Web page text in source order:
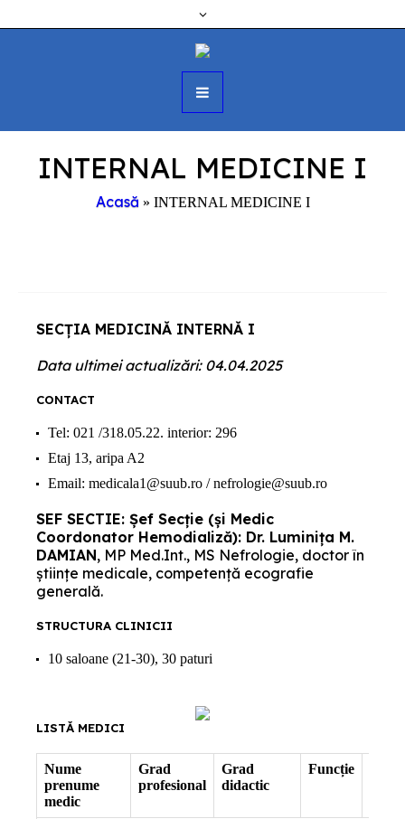
INTERNAL MEDICINE I
Acasă » INTERNAL MEDICINE I
SECȚIA MEDICINĂ INTERNĂ I
Data ultimei actualizări: 04.04.2025
CONTACT
Tel: 021 /318.05.22. interior: 296
Etaj 13, aripa A2
Email: medicala1@suub.ro / nefrologie@suub.ro
SEF SECTIE: Șef Secție (și Medic
Coordonator Hemodializă): Dr. Luminița M.
DAMIAN, MP Med.Int., MS Nefrologie, doctor în
științe medicale, competență ecografie
generală.
STRUCTURA CLINICII
10 saloane (21-30), 30 paturi
LISTĂ MEDICI
Nume
prenume
medic
Grad
profesional
Grad
didactic
Funcție